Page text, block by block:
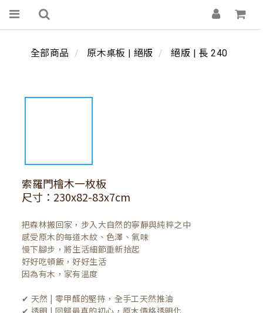
全部商品 原木桌板 | 絕版 絕版 | 長 240
索羅門檜木一枚板
尺寸：230x82-83x7cm
把森林搬回家，步入大自然的寧靜與純粹之中
感受原木的每道木紋、色澤、氣味
慢下腳步，將生活細節重新拾起
好好吃頓飯，好好生活
因為有木，家有溫度
✔ 天然 | 零甲醛的堅持，全手工天然推油
✔ 透明 | 回歸最真的初心，原木價格透明化